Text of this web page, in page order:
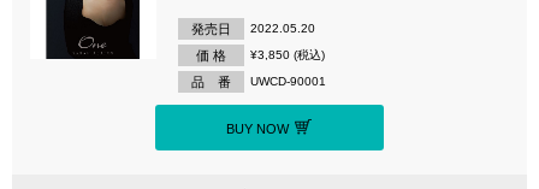
発売日 2022.05.20
価 格 ¥3,850 (税込)
品 番 UWCD-90001
BUY NOW